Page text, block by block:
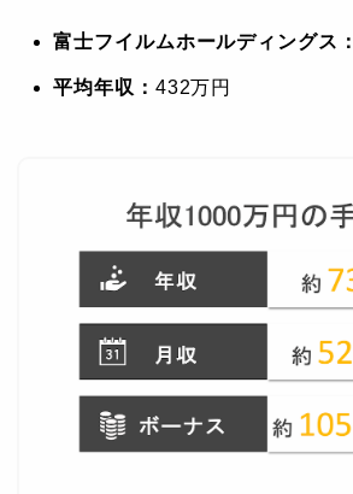
富士フイルムホールディングス：
平均年収： 432万円